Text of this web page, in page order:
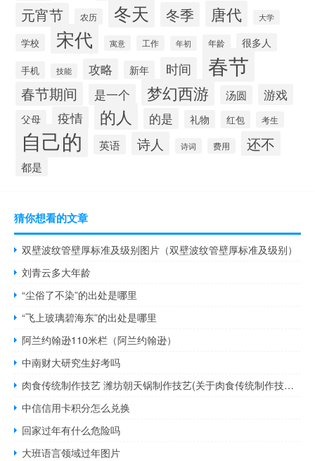
元宵节 农历 冬天 冬季 唐代 大学
学校 宋代 寓意 工作 年初 年龄 很多人
手机 技能 攻略 新年 时间 春节
春节期间 是一个 梦幻西游 汤圆 游戏
父母 疫情 的人 的是 礼物 红包 考生
自己的 英语 诗人 诗词 费用 还不
都是
猜你想看的文章
双壁波纹管壁厚标准及级别图片（双壁波纹管壁厚标准及级别）
刘青云多大年龄
“尘俗了不染”的出处是哪里
“飞上玻璃碧海东”的出处是哪里
阿兰约翰逊110米栏（阿兰约翰逊）
中南财大研究生好考吗
肉食传统制作技艺 潍坊朝天锅制作技艺(关于肉食传统制作技艺 潍坊朝天锅制作技艺简述)
中信信用卡积分怎么兑换
回家过年有什么危险吗
大班语言领域过年图片